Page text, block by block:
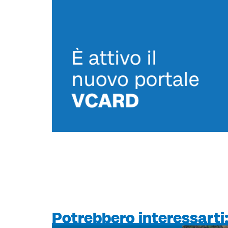
Potrebbero